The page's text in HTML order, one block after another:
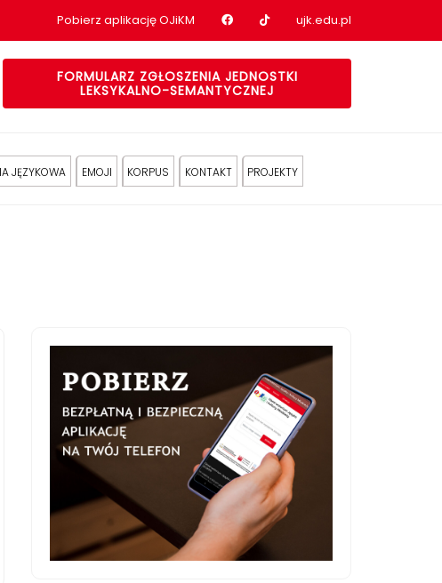
Pobierz aplikację OJiKM Nasz profil na Facebook
Nasz profil na tiktok
ujk.edu.pl
FORMULARZ ZGŁOSZENIA JEDNOSTKI
LEKSYKALNO-SEMANTYCZNEJ
JĘZYKOWA EMOJI KORPUS KONTAKT PROJEKTY